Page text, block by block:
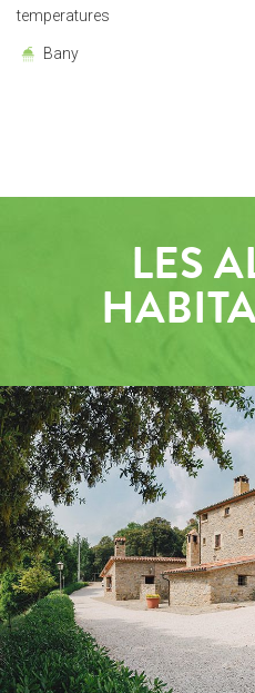
temperatures
Bany
LES
SALA